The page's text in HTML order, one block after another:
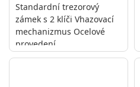
Standardní trezorový
zámek s 2 klíči Vhazovací
mechanizmus Ocelové
provedení